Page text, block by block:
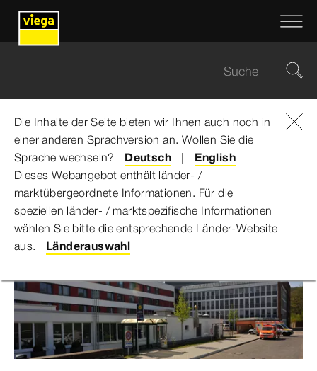
Die Inhalte der Seite bieten wir Ihnen auch noch in
einer anderen Sprachversion an. Wollen Sie die
Sprache wechseln?
Deutsch
English
Dieses Webangebot enthält länder- /
marktübergeordnete Informationen. Für die
speziellen länder- / marktspezifische Informationen
wählen Sie bitte die entsprechende Länder-Website
aus.
Länderauswahl
Viega Gruppe ... KRH Klinikum Robert Koch
KRH Klinikum Robert Koch